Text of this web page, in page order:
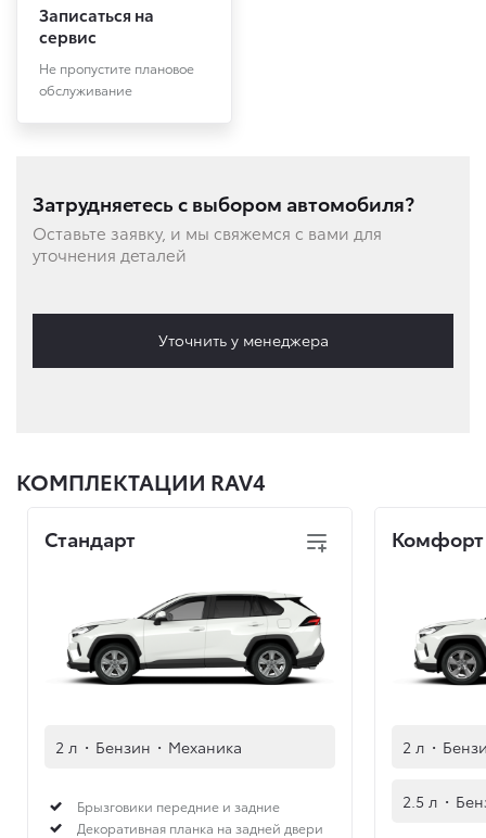
Записаться на
сервис
Не пропустите плановое
обслуживание
Затрудняетесь с выбором автомобиля?
Оставьте заявку, и мы свяжемся с вами для
уточнения деталей
Уточнить у менеджера
КОМПЛЕКТАЦИИ RAV4
Стандарт
2 л · Бензин · Механика
Брызговики передние и задние
Декоративная планка на задней двери
Комфорт
2 л ·
2.5 л ·